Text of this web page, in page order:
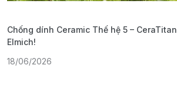
Chống dính Ceramic Thế hệ 5 –
Elmich!
18/06/2026